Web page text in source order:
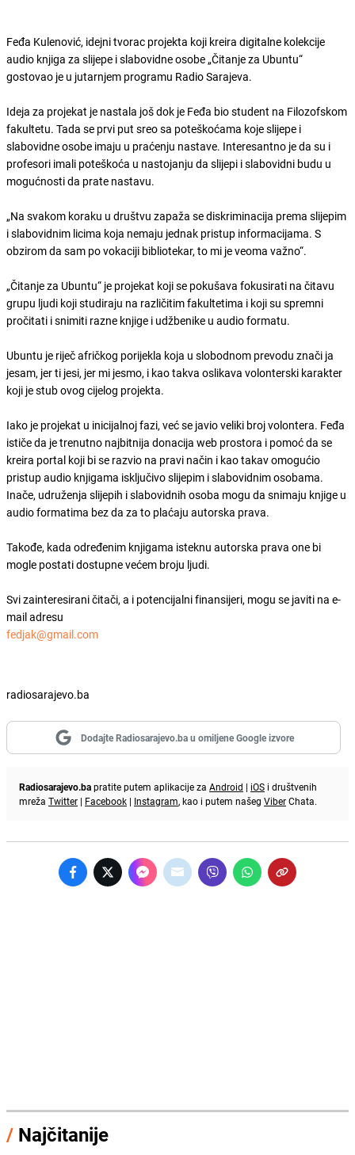
Feđa Kulenović, idejni tvorac projekta koji kreira digitalne kolekcije
audio knjiga za slijepe i slabovidne osobe „Čitanje za Ubuntu“
gostovao je u jutarnjem programu Radio Sarajeva.
Ideja za projekat je nastala još dok je Feđa bio student na Filozofskom
fakultetu. Tada se prvi put sreo sa poteškoćama koje slijepe i
slabovidne osobe imaju u praćenju nastave. Interesantno je da su i
profesori imali poteškoća u nastojanju da slijepi i slabovidni budu u
mogućnosti da prate nastavu.
„Na svakom koraku u društvu zapaža se diskriminacija prema slijepim
i slabovidnim licima koja nemaju jednak pristup informacijama. S
obzirom da sam po vokaciji bibliotekar, to mi je veoma važno“.
„Čitanje za Ubuntu“ je projekat koji se pokušava fokusirati na čitavu
grupu ljudi koji studiraju na različitim fakultetima i koji su spremni
pročitati i snimiti razne knjige i udžbenike u audio formatu.
Ubuntu je riječ afričkog porijekla koja u slobodnom prevodu znači ja
jesam, jer ti jesi, jer mi jesmo, i kao takva oslikava volonterski karakter
koji je stub ovog cijelog projekta.
Iako je projekat u inicijalnoj fazi, već se javio veliki broj volontera. Feđa
ističe da je trenutno najbitnija donacija web prostora i pomoć da se
kreira portal koji bi se razvio na pravi način i kao takav omogućio
pristup audio knjigama isključivo slijepim i slabovidnim osobama.
Inače, udruženja slijepih i slabovidnih osoba mogu da snimaju knjige u
audio formatima bez da za to plaćaju autorska prava.
Takođe, kada određenim knjigama isteknu autorska prava one bi
mogle postati dostupne većem broju ljudi.
Svi zainteresirani čitači, a i potencijalni finansijeri, mogu se javiti na e-
mail adresu
fedjak@gmail.com
radiosarajevo.ba
Dodajte Radiosarajevo.ba u omiljene Google izvore
Radiosarajevo.bapratite putem aplikacije za Android | iOS i društvenih
mreža Twitter | Facebook | Instagram, kao i putem našeg ViberChata.
/ Najčitanije